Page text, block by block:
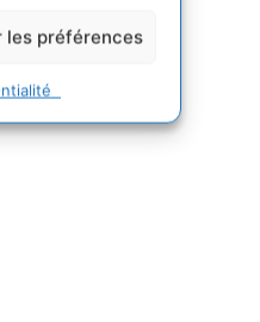
les préférences